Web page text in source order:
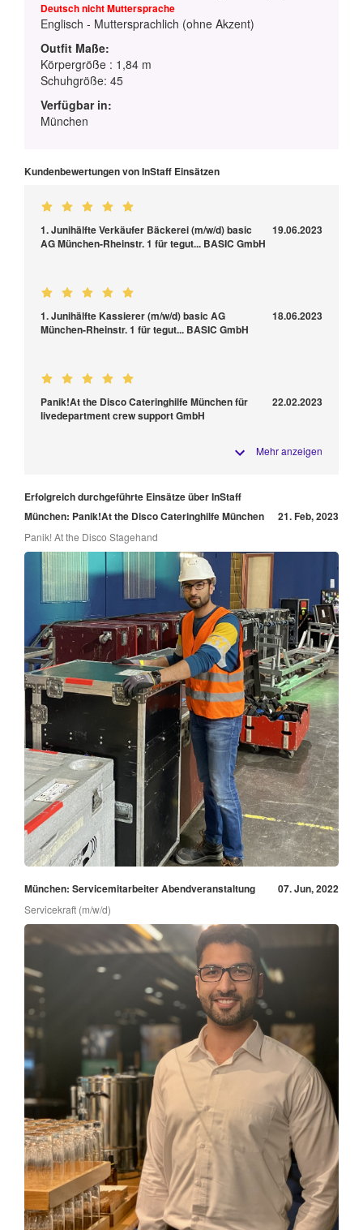
Deutsch nicht Muttersprache
Englisch - Muttersprachlich (ohne Akzent)
Outfit Maße:
Körpergröße : 1,84 m
Schuhgröße: 45
Verfügbar in:
München
Kundenbewertungen von InStaff Einsätzen
1. Junihälfte Verkäufer Bäckerei (m/w/d) basic
AG München-Rheinstr. 1 für tegut... BASIC GmbH
19.06.2023
1. Junihälfte Kassierer (m/w/d) basic AG
München-Rheinstr. 1 für tegut... BASIC GmbH
18.06.2023
Panik!At the Disco Cateringhilfe München für
livedepartment crew support GmbH
22.02.2023
Mehr anzeigen
Erfolgreich durchgeführte Einsätze über InStaff
München: Panik!At the Disco Cateringhilfe München
21. Feb, 2023
Panik! At the Disco Stagehand
München: Servicemitarbeiter Abendveranstaltung 07. Jun, 2022
Servicekraft (m/w/d)